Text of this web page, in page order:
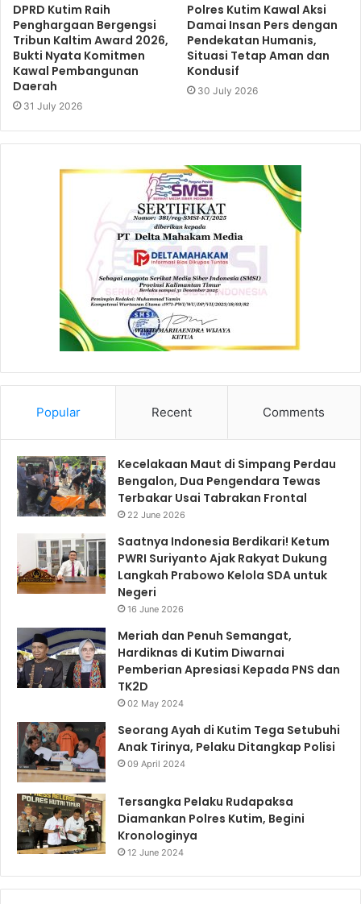
DPRD Kutim Raih
Penghargaan Bergengsi
Tribun Kaltim Award 2026,
Bukti Nyata Komitmen
Kawal Pembangunan
Daerah
31 July 2026
Polres Kutim Kawal Aksi
Damai Insan Pers dengan
Pendekatan Humanis,
Situasi Tetap Aman dan
Kondusif
30 July 2026
Popular Recent Comments
Kecelakaan Maut di Simpang Perdau
Bengalon, Dua Pengendara Tewas
Terbakar Usai Tabrakan Frontal
22 June 2026
Saatnya Indonesia Berdikari! Ketum
PWRI Suriyanto Ajak Rakyat Dukung
Langkah Prabowo Kelola SDA untuk
Negeri
16 June 2026
Meriah dan Penuh Semangat,
Hardiknas di Kutim Diwarnai
Pemberian Apresiasi Kepada PNS dan
TK2D
02 May 2024
Seorang Ayah di Kutim Tega Setubuhi
Anak Tirinya, Pelaku Ditangkap Polisi
09 April 2024
Tersangka Pelaku Rudapaksa
Diamankan Polres Kutim, Begini
Kronologinya
12 June 2024